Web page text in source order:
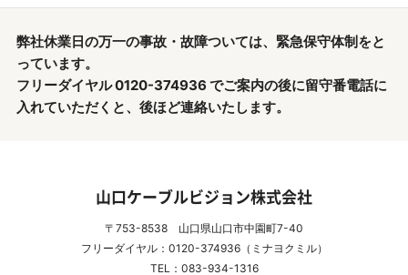
弊社休業日の万一の事故・故障ついては、緊急保守体制をと
っています。
フリーダイヤル 0120-374936 でご案内の後に留守番電話に
入れていただくと、後ほど連絡いたします。
山口ケーブルビジョン株式会社
〒753-8538 山口県山口市中園町7-40
フリーダイヤル：0120-374936（ミナヨクミル）
TEL：083-934-1316